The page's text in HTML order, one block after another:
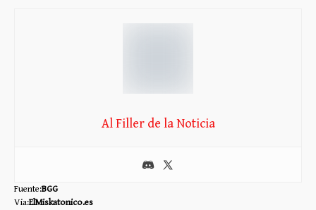
Al Filler de la Noticia
Fuente:BGG
Via:ElMiskatonico.es